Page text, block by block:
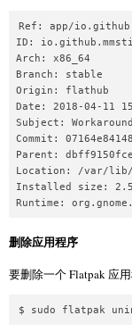
Ref: app/
ID:
Arch: x86_64
Branch: stable
Origin: flathub
Date: 2018-04-11
Subject:
Commit:
Parent:
Location: /var/lib/
Installed size: 2.5
Runtime:
删除应用程序
要删除一个 Flatpak 应
$ sudo flatpak